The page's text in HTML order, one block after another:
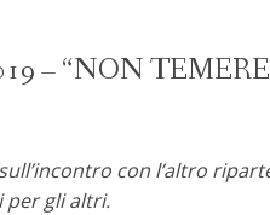
– “NON
con l’altro
per gli altri.